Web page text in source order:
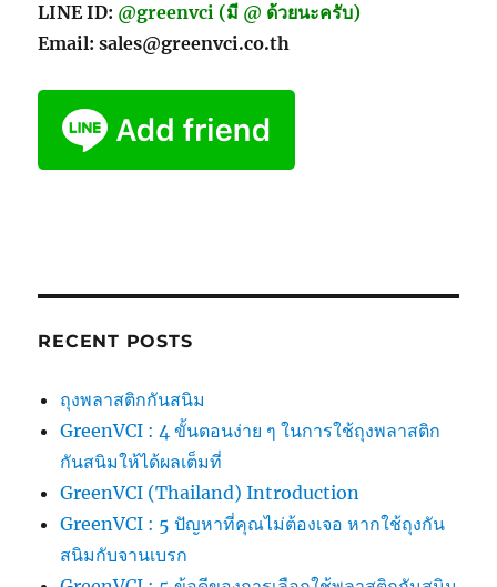
LINE ID: @greenvci (มี @ ด้วยนะครับ)
Email: sales@greenvci.co.th
RECENT POSTS
ถุงพลาสติกกันสนิม
GreenVCI : 4 ขั้นตอนง่าย ๆ ในการใช้ถุงพลาสติก
กันสนิมให้ได้ผลเต็มที่
GreenVCI (Thailand) Introduction
GreenVCI : 5 ปัญหาที่คุณไม่ต้องเจอ หากใช้ถุงกัน
สนิมกับจานเบรก